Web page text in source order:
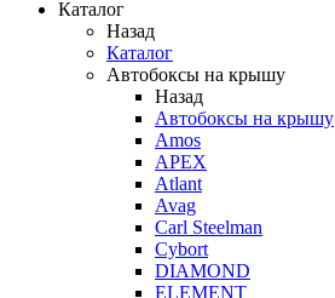
Каталог
Назад
Каталог
Автобоксы на крышу
Назад
Автобоксы на крышу
Amos
APEX
Atlant
Avag
Carl Steelman
Cybort
DIAMOND
ELEMENT